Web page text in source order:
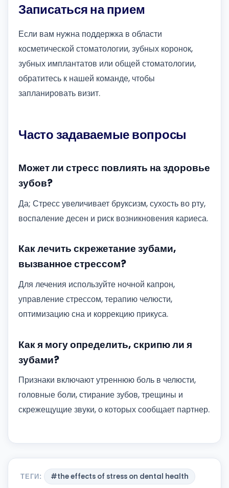
Записаться на прием
Если вам нужна поддержка в области
косметической стоматологии, зубных коронок,
зубных имплантатов или общей стоматологии,
обратитесь к нашей команде, чтобы
запланировать визит.
Часто задаваемые вопросы
Может ли стресс повлиять на здоровье
зубов?
Да; Стресс увеличивает бруксизм, сухость во рту,
воспаление десен и риск возникновения кариеса.
Как лечить скрежетание зубами,
вызванное стрессом?
Для лечения используйте ночной капрон,
управление стрессом, терапию челюсти,
оптимизацию сна и коррекцию прикуса.
Как я могу определить, скрипю ли я
зубами?
Признаки включают утреннюю боль в челюсти,
головные боли, стирание зубов, трещины и
скрежещущие звуки, о которых сообщает партнер.
ТЕГИ: #the effects of stress on dental health